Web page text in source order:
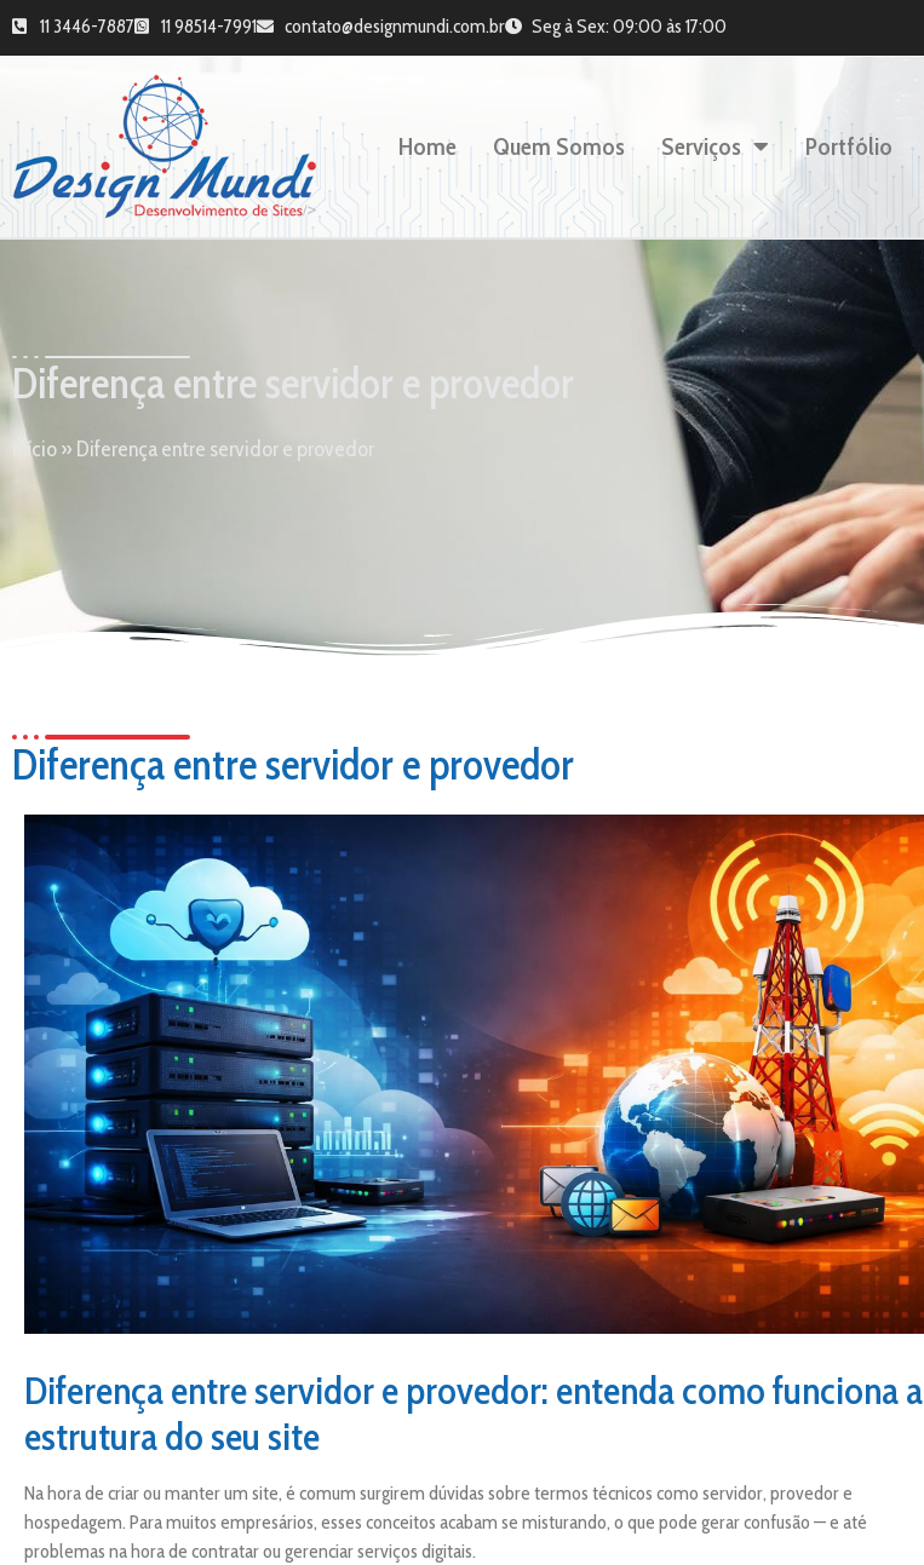
11 3446-7887 11 98514-7991 contato@designmundi.com.br Seg à Sex: 09:00 às 17:00
Home Quem Somos Serviços Portfólio
Diferença entre servidor e provedor
Início» Diferença entre servidor e provedor
Diferença entre servidor e provedor
Diferença entre servidor e provedor: entenda como funciona a
estrutura do seu site
Na hora de criar ou manter um site, é comum surgirem dúvidas sobre termos técnicos como servidor, provedor e
hospedagem. Para muitos empresários, esses conceitos acabam se misturando, o que pode gerar confusão — e até
problemas na hora de contratar ou gerenciar serviços digitais.